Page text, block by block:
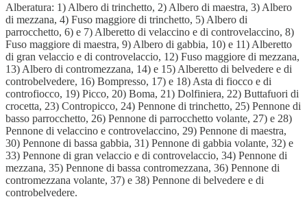
Alberatura: 1) Albero di trinchetto, 2) Albero di maestra, 3) Albero
di mezzana, 4) Fuso maggiore di trinchetto, 5) Albero di
parrocchetto, 6) e 7) Alberetto di velaccino e di controvelaccino, 8)
Fuso maggiore di maestra, 9) Albero di gabbia, 10) e 11) Alberetto
di gran velaccio e di controvelaccio, 12) Fuso maggiore di mezzana,
13) Albero di contromezzana, 14) e 15) Alberetto di belvedere e di
controbelvedere, 16) Bompresso, 17) e 18) Asta di fiocco e di
controfiocco, 19) Picco, 20) Boma, 21) Dolfiniera, 22) Buttafuori di
crocetta, 23) Contropicco, 24) Pennone di trinchetto, 25) Pennone di
basso parrocchetto, 26) Pennone di parrocchetto volante, 27) e 28)
Pennone di velaccino e controvelaccino, 29) Pennone di maestra,
30) Pennone di bassa gabbia, 31) Pennone di gabbia volante, 32) e
33) Pennone di gran velaccio e di controvelaccio, 34) Pennone di
mezzana, 35) Pennone di bassa contromezzana, 36) Pennone di
contromezzana volante, 37) e 38) Pennone di belvedere e di
controbelvedere.